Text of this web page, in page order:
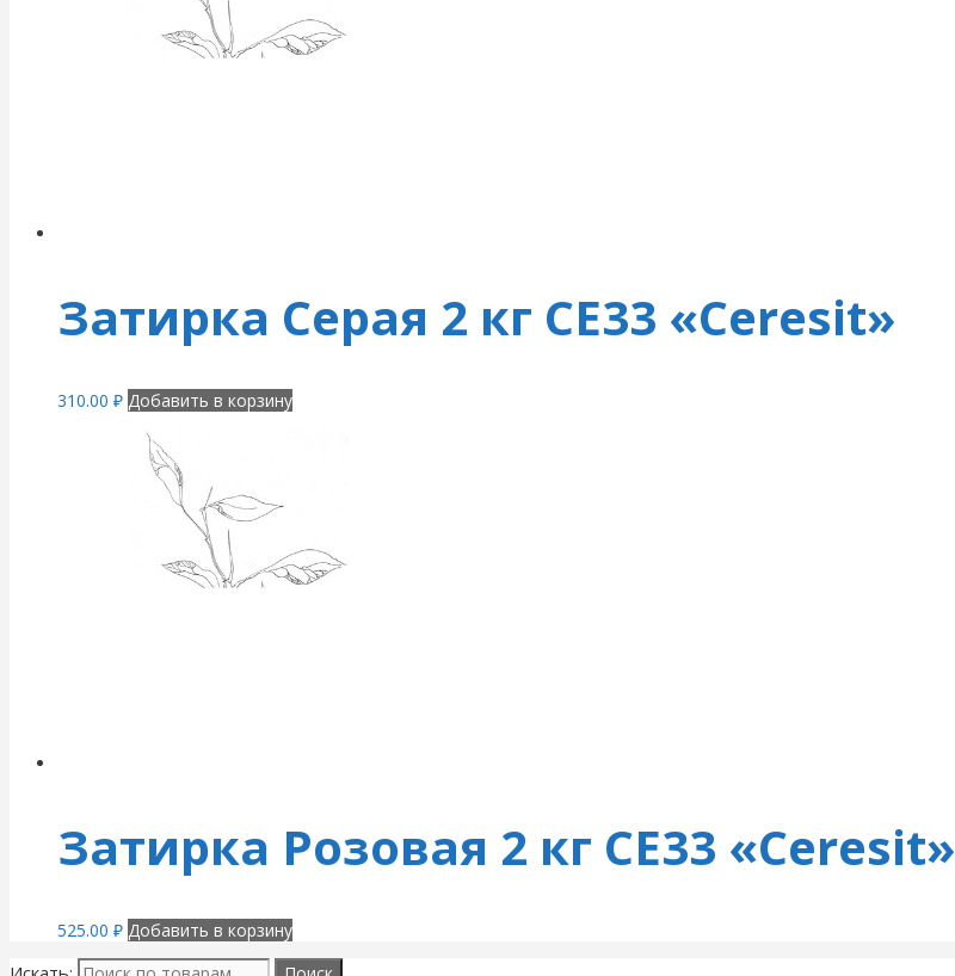
Затирка Серая 2 кг СЕ33 «Ceresit»
310.00 ₽ Добавить в корзину
Затирка Розовая 2 кг СЕ33 «Ceresit»
525.00 ₽ Добавить в корзину